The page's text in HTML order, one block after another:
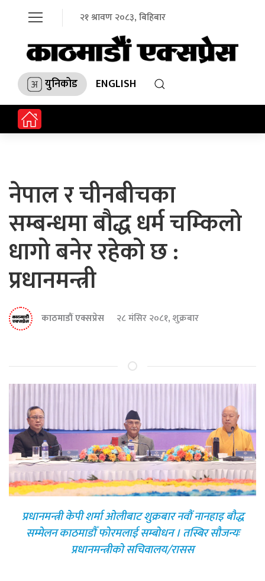
२१ श्रावण २०८३, बिहिबार
युनिकोड ENGLISH
नेपाल र चीनबीचका
सम्बन्धमा बौद्ध धर्म चम्किलो
धागो बनेर रहेको छ :
प्रधानमन्त्री
काठमाडौं एक्सप्रेस २८ मंसिर २०८१, शुक्रबार
प्रधानमन्त्री केपी शर्मा ओलीबाट शुक्रबार नवौं नानहाइ बौद्ध
सम्मेलन काठमाडौँ फोरमलाई सम्बोधन । तस्बिर सौजन्यः
प्रधानमन्त्रीको सचिवालय/रासस